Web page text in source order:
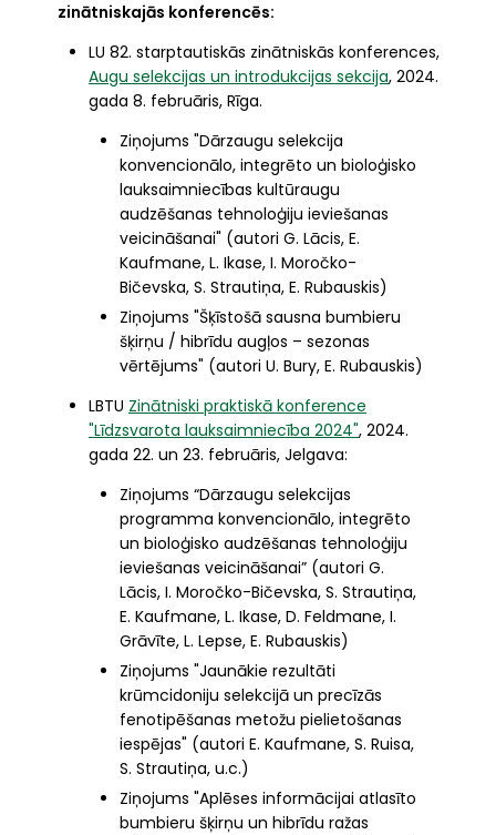
zinātniskajās konferencēs:
LU 82. starptautiskās zinātniskās konferences,
Augu selekcijas un introdukcijas sekcija, 2024.
gada 8. februāris, Rīga.
Ziņojums "Dārzaugu selekcija
konvencionālo, integrēto un bioloģisko
lauksaimniecības kultūraugu
audzēšanas tehnoloģiju ieviešanas
veicināšanai" (autori G. Lācis, E.
Kaufmane, L. Ikase, I. Moročko-
Bičevska, S. Strautiņa, E. Rubauskis)
Ziņojums "Šķīstošā sausna bumbieru
šķirņu / hibrīdu augļos – sezonas
vērtējums" (autori U. Bury, E. Rubauskis)
LBTU Zinātniski praktiskā konference
"Līdzsvarota lauksaimniecība 2024", 2024.
gada 22. un 23. februāris, Jelgava:
Ziņojums “Dārzaugu selekcijas
programma konvencionālo, integrēto
un bioloģisko audzēšanas tehnoloģiju
ieviešanas veicināšanai” (autori G.
Lācis, I. Moročko-Bičevska, S. Strautiņa,
E. Kaufmane, L. Ikase, D. Feldmane, I.
Grāvīte, L. Lepse, E. Rubauskis)
Ziņojums "Jaunākie rezultāti
krūmcidoniju selekcijā un precīzās
fenotipēšanas metožu pielietošanas
iespējas" (autori E. Kaufmane, S. Ruisa,
S. Strautiņa, u.c.)
Ziņojums "Aplēses informācijai atlasīto
bumbieru šķirņu un hibrīdu ražas